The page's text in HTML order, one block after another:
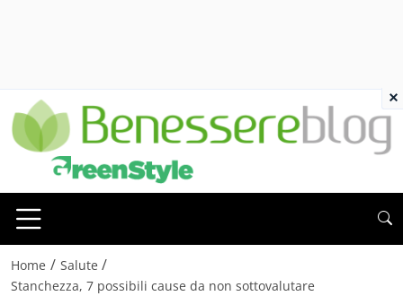
Home / Salute /
Stanchezza, 7 possibili cause da non sottovalutare
×